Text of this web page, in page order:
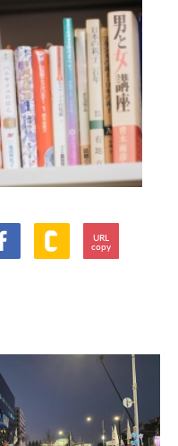
URL
copy